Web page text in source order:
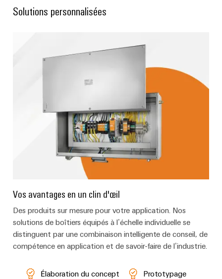
Solutions personnalisées
Vos avantages en un clin d'œil
Des produits sur mesure pour votre application. Nos
solutions de boîtiers équipés à l’échelle individuelle se
distinguent par une combinaison intelligente de conseil, de
compétence en application et de savoir-faire de l’industrie.
Élaboration du concept
Prototypage